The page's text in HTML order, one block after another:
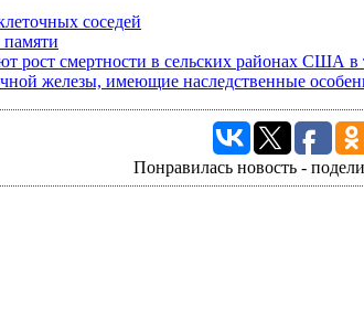
соседей
рост смертности в сельских районах США
железы, имеющие наследственные
Понравилась новость -